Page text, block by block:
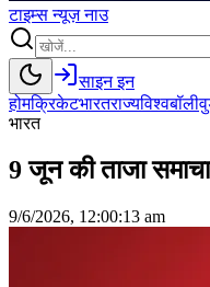
टाइम्सन्यूज़नाउ
साइन इन
होमक्रिकेटभारतराज्यविश्व
भारत
9 जून की ताजा
9/6/2026, 12:00:13 am